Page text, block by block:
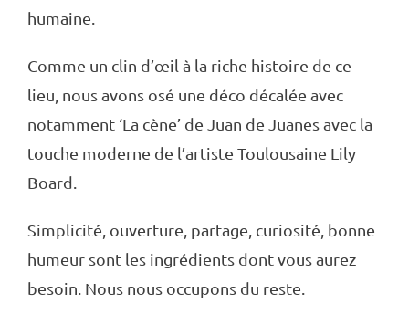
humaine.
Comme un clin d’œil à la riche histoire de ce
lieu, nous avons osé une déco décalée avec
notamment ‘La cène’ de Juan de Juanes avec la
touche moderne de l’artiste Toulousaine Lily
Board.
Simplicité, ouverture, partage, curiosité, bonne
humeur sont les ingrédients dont vous aurez
besoin. Nous nous occupons du reste.